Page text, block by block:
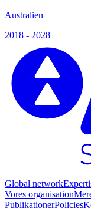
Australien
2018 - 2028
Global network
Vores organisation
PublikationerPolicies